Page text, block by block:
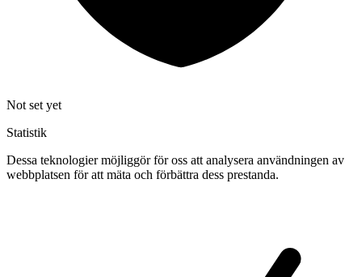
Not set yet
Statistik
Dessa teknologier möjliggör för oss att analysera användningen av
webbplatsen för att mäta och förbättra dess prestanda.